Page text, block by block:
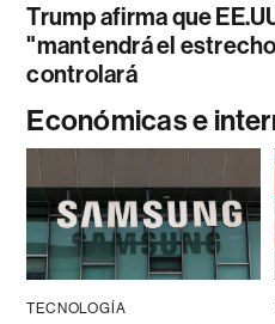
Trump afirma que
"mantendrá el
controlará
Económicas e
TECNOLOGÍA